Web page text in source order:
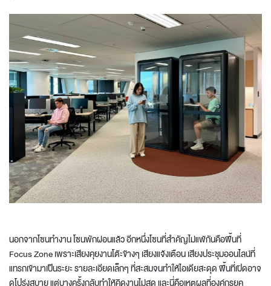
นอกจากโซนทำงาน โซนพักผ่อนแล้ว อีกหนึ่งโซนที่สำคัญไม่แพ้กันคือพื้นที่
Focus Zone เพราะเสียงคุยงานโต๊ะข้างๆ เสียงแจ้งเตือน เสียงประชุมออนไลน์ที่
แทรกเข้ามาเป็นระยะ รายละเอียดเล็กๆ ที่สะสมจนทำให้ไอเดียสะดุด พื้นที่เปิดอาจ